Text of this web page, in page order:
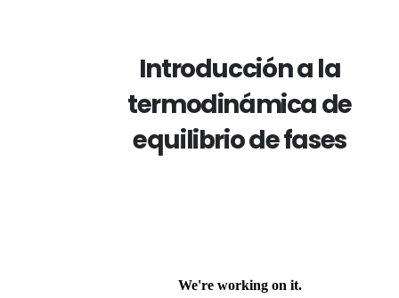
Introducción a la
termodinámica de
equilibrio de fases